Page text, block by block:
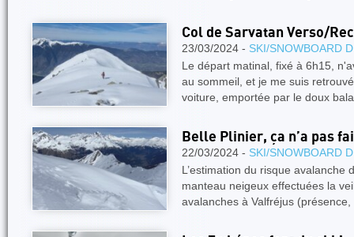
Col de Sarvatan Verso/
23/03/2024 - SKI/SNOWBOARD
Le départ matinal, fixé à 6h15,
au sommeil, et je me suis
voiture, emportée par le doux
Belle Plinier, ça n’a pas
22/03/2024 - SKI/SNOWBOARD
L’estimation du risque avalanche
manteau neigeux effectuées la
avalanches à Valfréjus